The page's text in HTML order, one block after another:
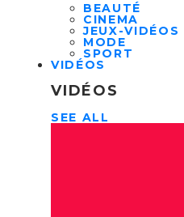
BEAUTÉ
CINEMA
JEUX-VIDÉOS
MODE
SPORT
VIDÉOS
VIDÉOS
SEE ALL